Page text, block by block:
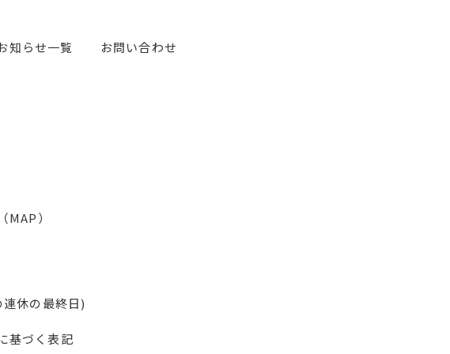
知らせ一覧 お問い合わせ
MAP）
休の最終日)
基づく表記